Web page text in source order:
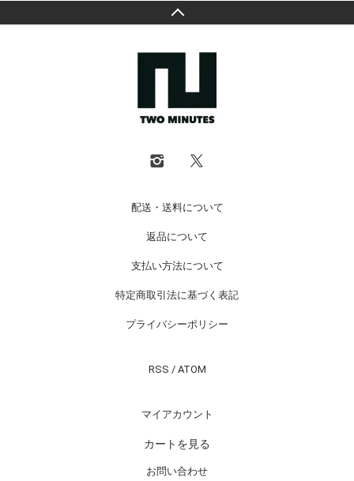
配送・送料について
返品について
支払い方法について
特定商取引法に基づく表記
プライバシーポリシー
RSS / ATOM
マイアカウント
カートを見る
お問い合わせ